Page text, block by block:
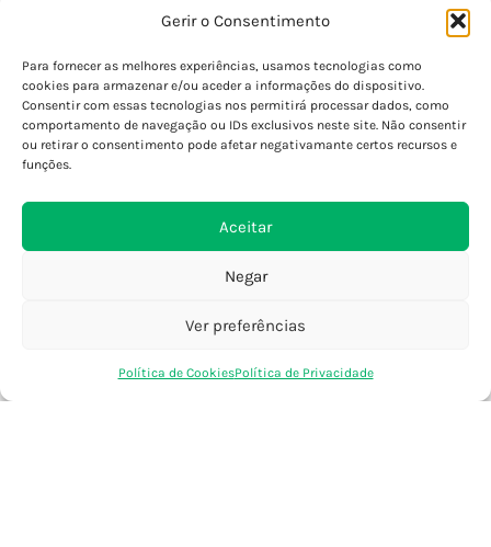
Gerir o Consentimento
Para fornecer as melhores experiências, usamos tecnologias como
cookies para armazenar e/ou aceder a informações do dispositivo.
Consentir com essas tecnologias nos permitirá processar dados, como
comportamento de navegação ou IDs exclusivos neste site. Não consentir
ou retirar o consentimento pode afetar negativamante certos recursos e
funções.
Aceitar
Negar
Ver preferências
Política de CookiesPolítica de Privacidade
NOSSAS LOJAS
Porto - Boavista
Porto - Foz
Porto - S. João
Viana do Castelo
SAIBA MAIS
Política de Privacidade
Termos e Condições
Perguntas Frequentes